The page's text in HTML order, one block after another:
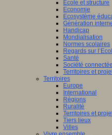
Ecole et structure
Economie
Ecosystème
Génération
Handicap
Mondialisation
Normes scolaires
Regards sur
Santé
Société connectée
Territoires et
Territoires
Europe
International
Régions
Ruralité
Territoires et
Tiers lieux
Villes